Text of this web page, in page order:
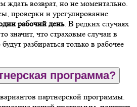
ждать возврат, но не моментально.
проверки и урегулирование
рабочий день. В редких случаях
значит, что страховые случаи в
разбираться только в рабочее
программа?
партнерской программы.